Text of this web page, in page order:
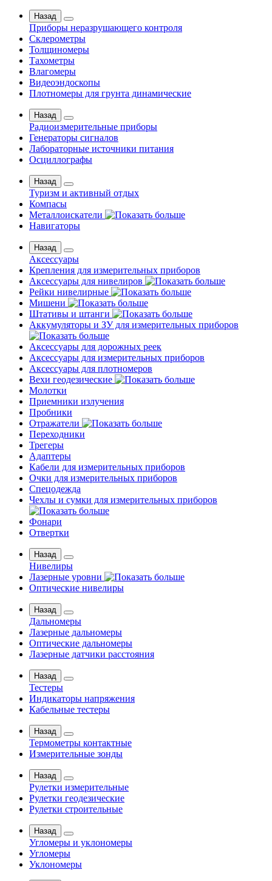
Назад
Приборы неразрушающего контроля
Склерометры
Толщиномеры
Тахометры
Влагомеры
Видеоэндоскопы
Плотномеры для грунта динамические
Назад
Радиоизмерительные приборы
Генераторы сигналов
Лабораторные источники питания
Осциллографы
Назад
Туризм и активный отдых
Компасы
Металлоискатели
Навигаторы
Назад
Аксессуары
Крепления для измерительных приборов
Аксессуары для нивелиров
Рейки нивелирные
Мишени
Штативы и штанги
Аккумуляторы и ЗУ для измерительных приборов
Аксессуары для дорожных реек
Аксессуары для измерительных приборов
Аксессуары для плотномеров
Вехи геодезические
Молотки
Приемники излучения
Пробники
Отражатели
Переходники
Трегеры
Адаптеры
Кабели для измерительных приборов
Очки для измерительных приборов
Спецодежда
Чехлы и сумки для измерительных приборов
Фонари
Отвертки
Назад
Нивелиры
Лазерные уровни
Оптические нивелиры
Назад
Дальномеры
Лазерные дальномеры
Оптические дальномеры
Лазерные датчики расстояния
Назад
Тестеры
Индикаторы напряжения
Кабельные тестеры
Назад
Термометры контактные
Измерительные зонды
Назад
Рулетки измерительные
Рулетки геодезические
Рулетки строительные
Назад
Угломеры и уклономеры
Угломеры
Уклономеры